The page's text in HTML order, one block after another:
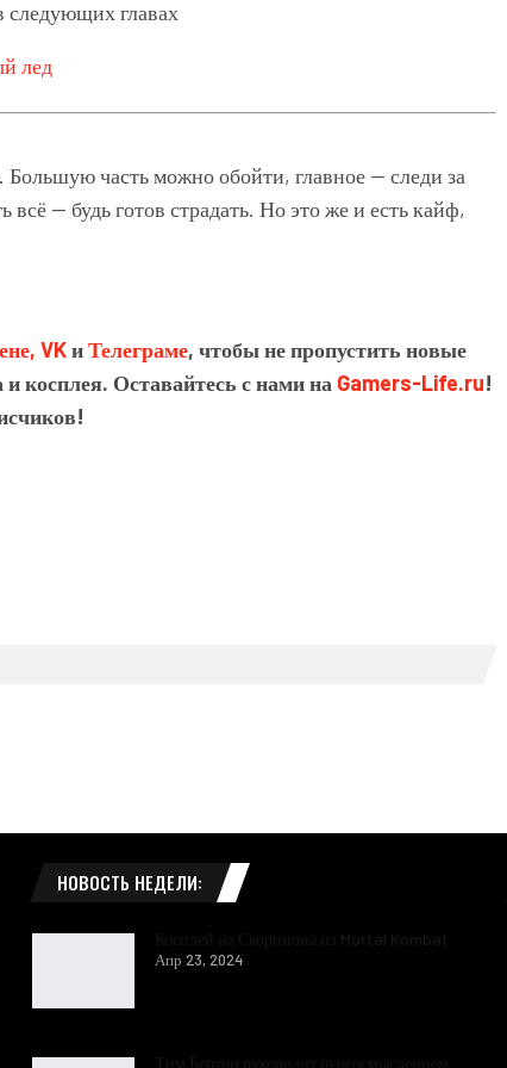
следующих главах
часть можно обойти, главное — следи за
— будь готов страдать. Но это же и есть кайф,
VKиТелеграме, чтобы не пропустить новые
косплея. Оставайтесь с нами на Gamers-Life.ru!
НОВОСТЬ НЕДЕЛИ:
Апр 23, 2024